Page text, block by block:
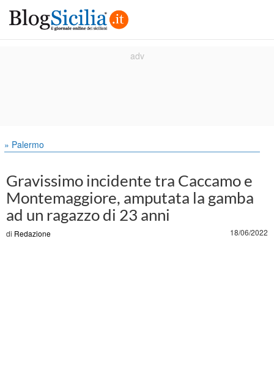
» Palermo
Gravissimo incidente tra Caccamo e
Montemaggiore, amputata la gamba
ad un ragazzo di 23 anni
di Redazione 18/06/2022